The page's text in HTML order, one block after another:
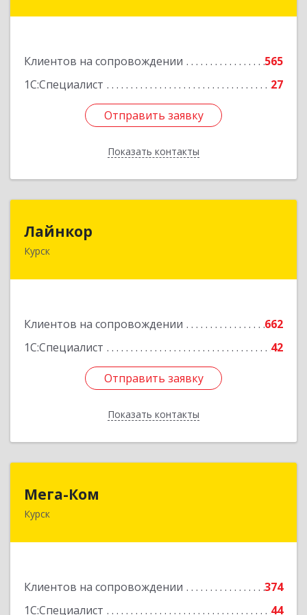
Клиентов на сопровождении
565
1С:Специалист
27
Отправить заявку
Показать контакты
Отправить заявку
Назад
Лайнкор
Курск
Клиентов на сопровождении
662
1С:Специалист
42
Отправить заявку
Показать контакты
305021, Курская обл, Курск г, Победы пр-кт, дом
Отправить заявку
Назад
Мега-Ком
Курск
Клиентов на сопровождении
374
1С:Специалист
44
305001, Курская обл, Курск г, Красной Армии ул,